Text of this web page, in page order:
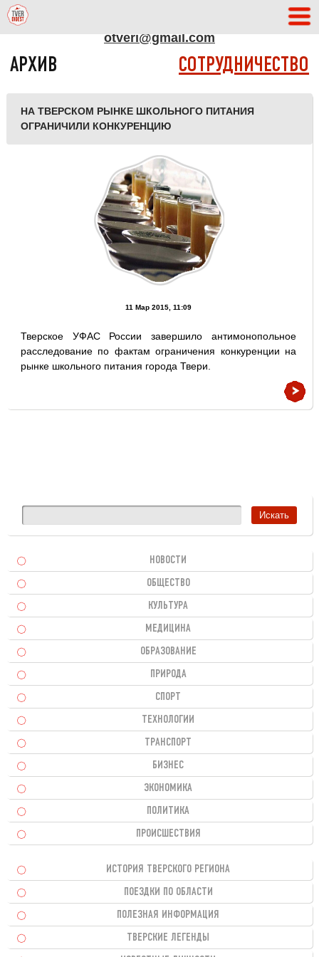
otveri@gmail.com
АРХИВ СОТРУДНИЧЕСТВО
НА ТВЕРСКОМ РЫНКЕ ШКОЛЬНОГО ПИТАНИЯ
ОГРАНИЧИЛИ КОНКУРЕНЦИЮ
11 Мар 2015, 11:09
Тверское УФАС России завершило антимонопольное
расследование по фактам ограничения конкуренции на
рынке школьного питания города Твери.
НОВОСТИ
ОБЩЕСТВО
КУЛЬТУРА
МЕДИЦИНА
ОБРАЗОВАНИЕ
ПРИРОДА
СПОРТ
ТЕХНОЛОГИИ
ТРАНСПОРТ
БИЗНЕС
ЭКОНОМИКА
ПОЛИТИКА
ПРОИСШЕСТВИЯ
ИСТОРИЯ ТВЕРСКОГО РЕГИОНА
ПОЕЗДКИ ПО ОБЛАСТИ
ПОЛЕЗНАЯ ИНФОРМАЦИЯ
ТВЕРСКИЕ ЛЕГЕНДЫ